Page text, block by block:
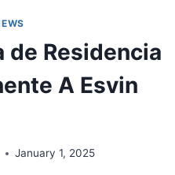
de Residencia
A Esvin
January 1, 2025